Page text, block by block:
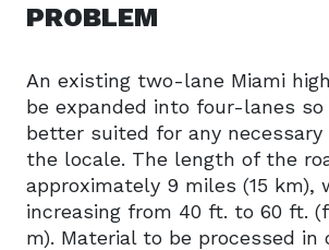
PROBLEM
An existing two-lane Miami
be expanded into four-lanes
better suited for any necessary
the locale. The length of the
approximately 9 miles (15
increasing from 40 ft. to 60 ft.
m). Material to be processed in